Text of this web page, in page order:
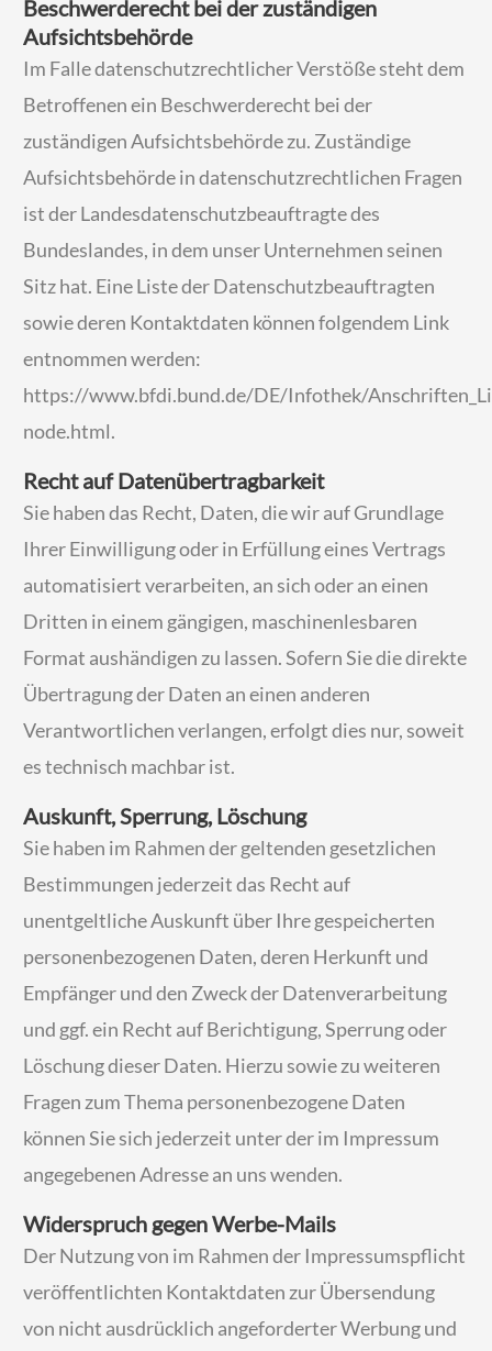
Beschwerderecht bei der zuständigen
Aufsichtsbehörde
Im Falle datenschutzrechtlicher Verstöße steht dem
Betroffenen ein Beschwerderecht bei der
zuständigen Aufsichtsbehörde zu. Zuständige
Aufsichtsbehörde in datenschutzrechtlichen Fragen
ist der Landesdatenschutzbeauftragte des
Bundeslandes, in dem unser Unternehmen seinen
Sitz hat. Eine Liste der Datenschutzbeauftragten
sowie deren Kontaktdaten können folgendem Link
entnommen werden:
https://www.bfdi.bund.de/DE/Infothek/
node.html.
Recht auf Datenübertragbarkeit
Sie haben das Recht, Daten, die wir auf Grundlage
Ihrer Einwilligung oder in Erfüllung eines Vertrags
automatisiert verarbeiten, an sich oder an einen
Dritten in einem gängigen, maschinenlesbaren
Format aushändigen zu lassen. Sofern Sie die direkte
Übertragung der Daten an einen anderen
Verantwortlichen verlangen, erfolgt dies nur, soweit
es technisch machbar ist.
Auskunft, Sperrung, Löschung
Sie haben im Rahmen der geltenden gesetzlichen
Bestimmungen jederzeit das Recht auf
unentgeltliche Auskunft über Ihre gespeicherten
personenbezogenen Daten, deren Herkunft und
Empfänger und den Zweck der Datenverarbeitung
und ggf. ein Recht auf Berichtigung, Sperrung oder
Löschung dieser Daten. Hierzu sowie zu weiteren
Fragen zum Thema personenbezogene Daten
können Sie sich jederzeit unter der im Impressum
angegebenen Adresse an uns wenden.
Widerspruch gegen Werbe-Mails
Der Nutzung von im Rahmen der Impressumspflicht
veröffentlichten Kontaktdaten zur Übersendung
von nicht ausdrücklich angeforderter Werbung und